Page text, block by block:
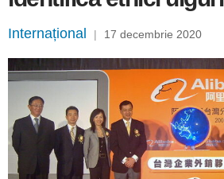
Internațional | 17 decembrie 2020